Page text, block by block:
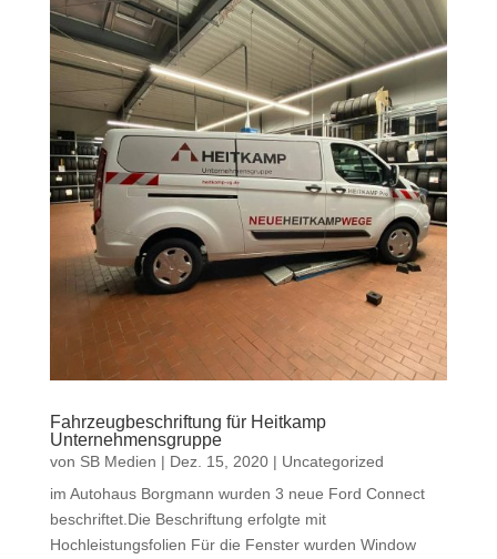
Fahrzeugbeschriftung für Heitkamp
Unternehmensgruppe
von SB Medien | Dez. 15, 2020| Uncategorized
im Autohaus Borgmann wurden 3 neue Ford Connect
beschriftet.Die Beschriftung erfolgte mit
Hochleistungsfolien Für die Fenster wurden Window